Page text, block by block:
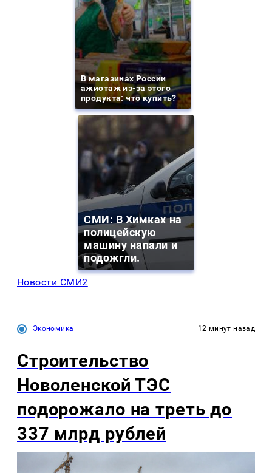
В магазинах России
ажиотаж из-за этого
продукта: что купить?
СМИ: В Химках на
полицейскую
машину напали и
подожгли.
Новости СМИ2
Экономика 12 минут назад
Строительство
Новоленской ТЭС
подорожало на треть до
337 млрд рублей